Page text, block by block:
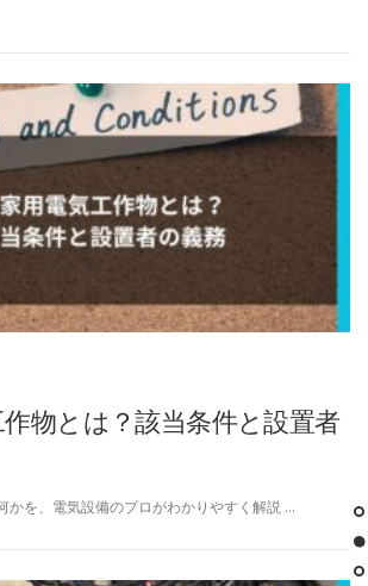
物とは？該当条件と設置者
かを、電気設備のプロがわかりやすく解説 …